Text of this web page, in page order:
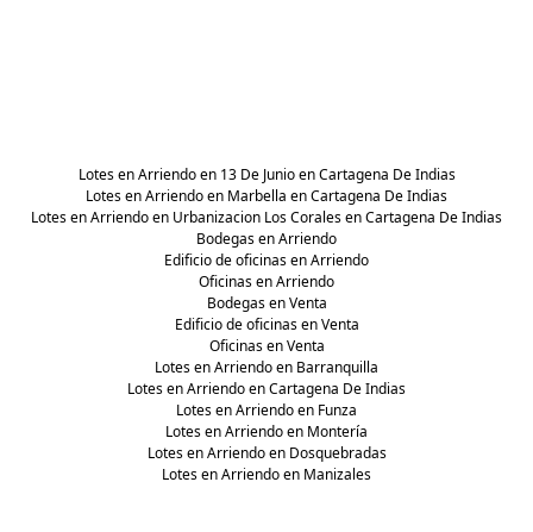
Lotes en Arriendo en 13 De Junio en Cartagena De Indias
Lotes en Arriendo en Marbella en Cartagena De Indias
Lotes en Arriendo en Urbanizacion Los Corales en Cartagena De Indias
Bodegas en Arriendo
Edificio de oficinas en Arriendo
Oficinas en Arriendo
Bodegas en Venta
Edificio de oficinas en Venta
Oficinas en Venta
Lotes en Arriendo en Barranquilla
Lotes en Arriendo en Cartagena De Indias
Lotes en Arriendo en Funza
Lotes en Arriendo en Montería
Lotes en Arriendo en Dosquebradas
Lotes en Arriendo en Manizales